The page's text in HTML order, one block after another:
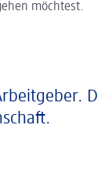
möchtest.